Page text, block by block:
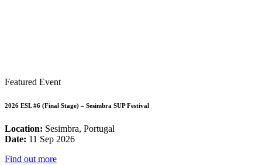
Featured Event
2026 ESL #6 (Final Stage) – Sesimbra SUP Festival
Location: Sesimbra, Portugal
Date: 11 Sep 2026
Find out more